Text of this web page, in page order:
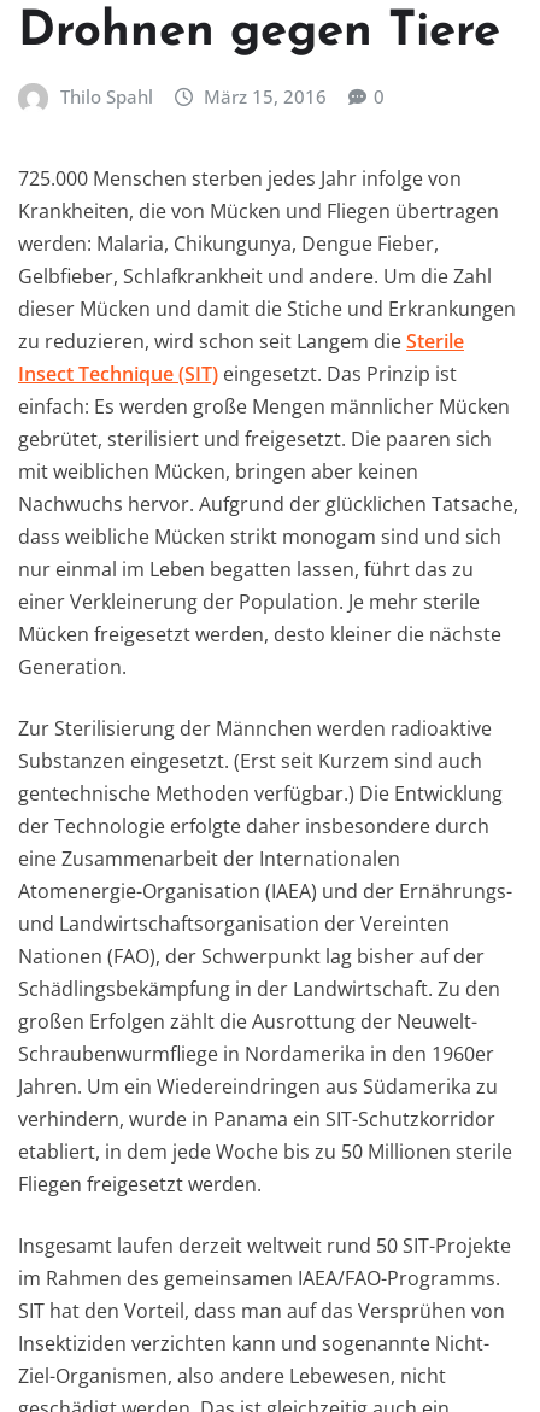
Drohnen gegen Tiere
Thilo Spahl März 15, 2016 0
725.000 Menschen sterben jedes Jahr infolge von
Krankheiten, die von Mücken und Fliegen übertragen
werden: Malaria, Chikungunya, Dengue Fieber,
Gelbfieber, Schlafkrankheit und andere. Um die Zahl
dieser Mücken und damit die Stiche und Erkrankungen
zu reduzieren, wird schon seit Langem dieSterile
Insect Technique (SIT) eingesetzt. Das Prinzip ist
einfach: Es werden große Mengen männlicher Mücken
gebrütet, sterilisiert und freigesetzt. Die paaren sich
mit weiblichen Mücken, bringen aber keinen
Nachwuchs hervor. Aufgrund der glücklichen Tatsache,
dass weibliche Mücken strikt monogam sind und sich
nur einmal im Leben begatten lassen, führt das zu
einer Verkleinerung der Population. Je mehr sterile
Mücken freigesetzt werden, desto kleiner die nächste
Generation.
Zur Sterilisierung der Männchen werden radioaktive
Substanzen eingesetzt. (Erst seit Kurzem sind auch
gentechnische Methoden verfügbar.) Die Entwicklung
der Technologie erfolgte daher insbesondere durch
eine Zusammenarbeit der Internationalen
Atomenergie-Organisation (IAEA) und der Ernährungs-
und Landwirtschaftsorganisation der Vereinten
Nationen (FAO), der Schwerpunkt lag bisher auf der
Schädlingsbekämpfung in der Landwirtschaft. Zu den
großen Erfolgen zählt die Ausrottung der Neuwelt-
Schraubenwurmfliege in Nordamerika in den 1960er
Jahren. Um ein Wiedereindringen aus Südamerika zu
verhindern, wurde in Panama ein SIT-Schutzkorridor
etabliert, in dem jede Woche bis zu 50 Millionen sterile
Fliegen freigesetzt werden.
Insgesamt laufen derzeit weltweit rund 50 SIT-Projekte
im Rahmen des gemeinsamen IAEA/FAO-Programms.
SIT hat den Vorteil, dass man auf das Versprühen von
Insektiziden verzichten kann und sogenannte Nicht-
Ziel-Organismen, also andere Lebewesen, nicht